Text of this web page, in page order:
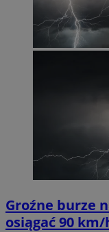
Groźne burze
osiągać 90 km/